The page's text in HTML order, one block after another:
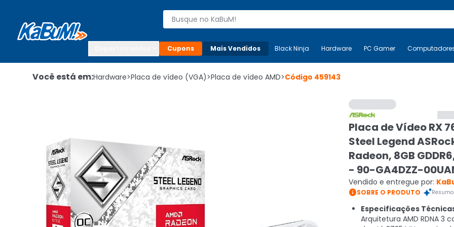
Buscar produtos
Cupons Mais Vendidos Mais-v- Black Ninja Hardware PC Gamer
Black Ninja Hardware PC Gamer
Você está em:Hardware>Placa de vídeo (VGA)>Placa de vídeo AMD>Código 459143
Placa de Vídeo RX
Steel Legend
Radeon, 8GB
- 90-GA4DZZ-
Vendido e entregue por:
SOBRE O PRODUTO
Especificações
Arquitetura AMD RDNA 3